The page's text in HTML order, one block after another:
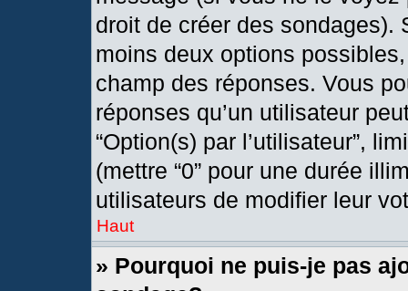
droit de créer des sondages).
moins deux options
champ des réponses. Vous
réponses qu’un utilisateur
“Option(s) par l’utilisateur”,
(mettre “0” pour une durée
utilisateurs de modifier leur
Haut
» Pourquoi ne puis-je pas